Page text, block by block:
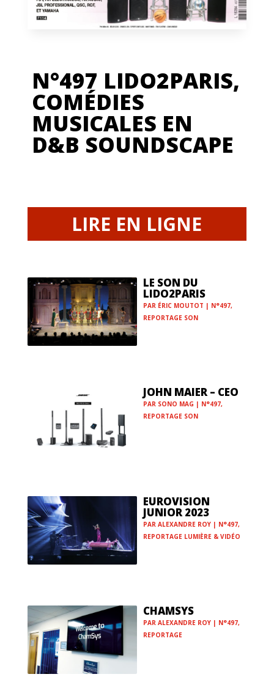
N°497 LIDO2PARIS,
COMÉDIES
MUSICALES EN
D&B SOUNDSCAPE
LIRE EN LIGNE
LE SON DU
LIDO2PARIS
PAR ÉRIC MOUTOT | N°497,
REPORTAGE SON
JOHN MAIER – CEO
PAR SONO MAG | N°497,
REPORTAGE SON
EUROVISION
JUNIOR 2023
PAR ALEXANDRE ROY| N°497,
REPORTAGE LUMIÈRE & VIDÉO
CHAMSYS
PAR ALEXANDRE ROY| N°497,
REPORTAGE